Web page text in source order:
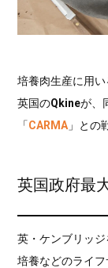
培養肉生産に用
英国のQkineが、
「CARMA 」との
英国政府最
英・ケンブリッ
培養などのライ